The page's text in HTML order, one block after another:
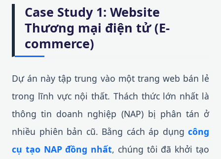
Case Study 1: Website
Thương mại điện tử (E-
commerce)
Dự án này tập trung vào một trang web bán lẻ
trong lĩnh vực nội thất. Thách thức lớn nhất là
thông tin doanh nghiệp (NAP) bị phân tán ở
nhiều phiên bản cũ. Bằng cách áp dụng công
cụ tạo NAP đồng nhất, chúng tôi đã khởi tạo